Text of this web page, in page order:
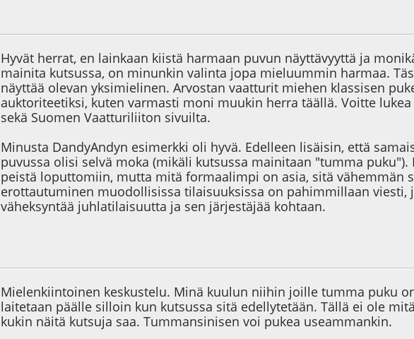
Hyvät herrat, en lainkaan kiistä harmaan puvun näyttävyyttä ja
mainita kutsussa, on minunkin valinta jopa mieluummin harmaa.
näyttää olevan yksimielinen. Arvostan vaatturit miehen klassisen
auktoriteetiksi, kuten varmasti moni muukin herra täällä. Voitte
sekä Suomen Vaatturiliiton sivuilta.
Minusta DandyAndyn esimerkki oli hyvä. Edelleen lisäisin, että
puvussa olisi selvä moka (mikäli kutsussa mainitaan "tumma
peistä loputtomiin, mutta mitä formaalimpi on asia, sitä vähemmän
erottautuminen muodollisissa tilaisuuksissa on pahimmillaan
väheksyntää juhlatilaisuutta ja sen järjestäjää kohtaan.
Mielenkiintoinen keskustelu. Minä kuulun niihin joille tumma puku
laitetaan päälle silloin kun kutsussa sitä edellytetään. Tällä ei ole
kukin näitä kutsuja saa. Tummansinisen voi pukea useammankin.